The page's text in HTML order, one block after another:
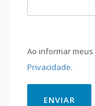
Ao informar
Privacidade.
ENVIAR